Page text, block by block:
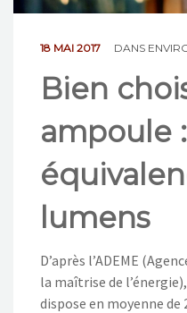
18 MAI 2017 DANS
Bien
ampoule :
lumens
D’après l’ADEME
la maîtrise de
dispose en moyenne